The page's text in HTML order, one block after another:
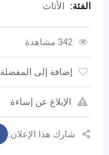
الفئة: الأثاث
342 مشاهدة
إضافة إلى المفضلة
الإبلاغ عن إساءة
شارك هذا الإعلان: